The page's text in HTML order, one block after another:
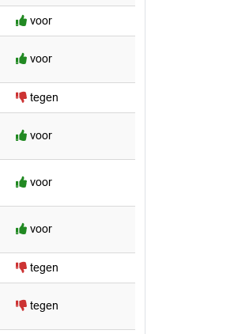
voor
voor
tegen
voor
voor
voor
tegen
tegen